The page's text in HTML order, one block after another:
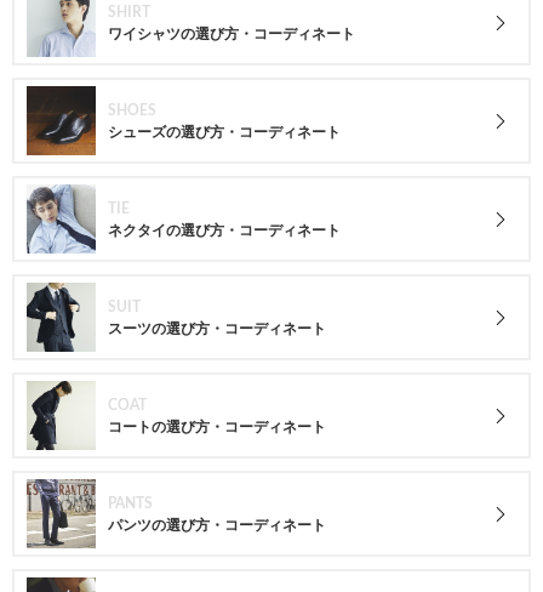
SHIRT
ワイシャツの選び方・コーディネート
SHOES
シューズの選び方・コーディネート
TIE
ネクタイの選び方・コーディネート
SUIT
スーツの選び方・コーディネート
COAT
コートの選び方・コーディネート
PANTS
パンツの選び方・コーディネート